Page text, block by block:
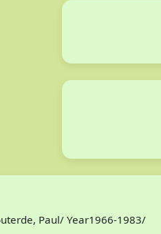
Paul/ Year1966-1983/